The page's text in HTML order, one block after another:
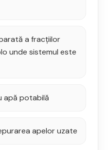
a fracțiilor
unde sistemul este
apă potabilă
apelor uzate